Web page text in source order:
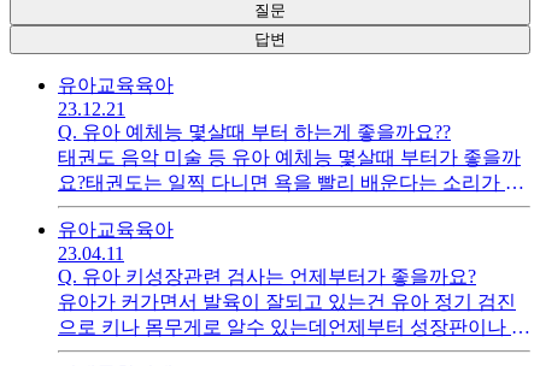
질문
답변
유아교육육아
23.12.21
Q. 유아 예체능 몇살때 부터 하는게 좋을까요??
태권도 음악 미술 등 유아 예체능 몇살때 부터가 좋을까
요?태권도는 일찍 다니면 욕을 빨리 배운다는 소리가 많
고 악기는 하나 배우면 좋을꺼 같긴한데 언제 시작해야
될지를 모르겠네요
유아교육육아
23.04.11
Q. 유아 키성장관련 검사는 언제부터가 좋을까요?
유아가 커가면서 발육이 잘되고 있는건 유아 정기 검진
으로 키나 몸무게로 알수 있는데언제부터 성장판이나 이
런거 검사가 가능할까요??